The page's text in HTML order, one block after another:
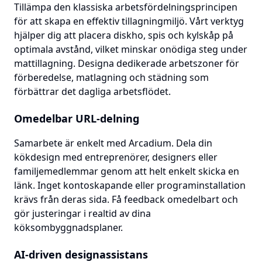
Tillämpa den klassiska arbetsfördelningsprincipen
för att skapa en effektiv tillagningmiljö. Vårt verktyg
hjälper dig att placera diskho, spis och kylskåp på
optimala avstånd, vilket minskar onödiga steg under
mattillagning. Designa dedikerade arbetszoner för
förberedelse, matlagning och städning som
förbättrar det dagliga arbetsflödet.
Omedelbar URL-delning
Samarbete är enkelt med Arcadium. Dela din
kökdesign med entreprenörer, designers eller
familjemedlemmar genom att helt enkelt skicka en
länk. Inget kontoskapande eller programinstallation
krävs från deras sida. Få feedback omedelbart och
gör justeringar i realtid av dina
köksombyggnadsplaner.
AI-driven designassistans